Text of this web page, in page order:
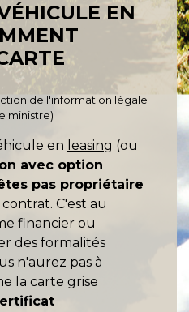
EN
de l'information légale
ministre)
en leasing (ou
avec option
pas propriétaire
C'est au
financier ou
des formalités
n'aurez pas à
la carte grise